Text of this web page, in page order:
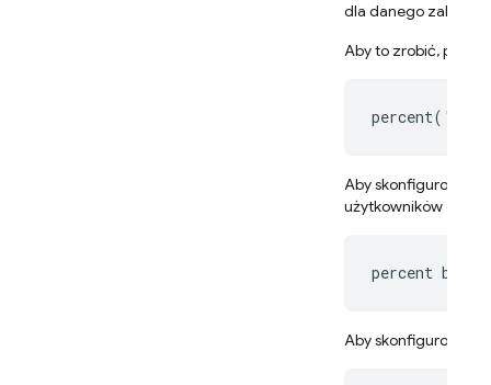
dla danego zakresu
Aby to zrobić, podaj
Aby skonfigurować
użytkowników od
percent
Aby skonfigurować